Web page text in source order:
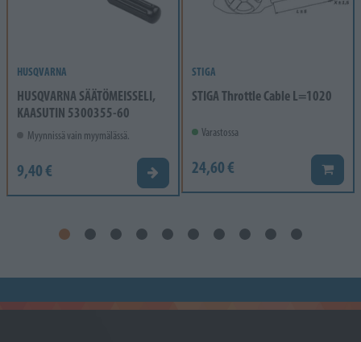
HUSQVARNA
HUSQVARNA SÄÄTÖMEISSELI,
KAASUTIN 5300355-60
Myynnissä vain myymälässä.
9,40 € Valitse vaihtoehto
STIGA
STIGA Throttle Cable L=1020
Varastossa
24,60 € Lisää